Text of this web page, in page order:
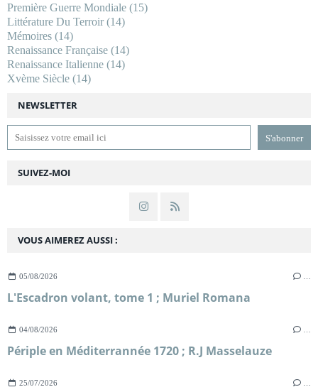
NEWSLETTER
SUIVEZ-MOI
VOUS AIMEREZ AUSSI :
05/08/2026
L'Escadron volant, tome 1 ; Muriel Romana
04/08/2026
Périple en Méditerrannée 1720 ; R.J Masselauze
25/07/2026
Première Guerre Mondiale (15)
Littérature Du Terroir(14)
Mémoires (14)
Renaissance Française (14)
Renaissance Italienne (14)
Xvème Siècle (14)